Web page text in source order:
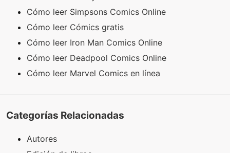
Cómo leer Simpsons Comics Online
Cómo leer Cómics gratis
Cómo leer Iron Man Comics Online
Cómo leer Deadpool Comics Online
Cómo leer Marvel Comics en línea
Categorías Relacionadas
Autores